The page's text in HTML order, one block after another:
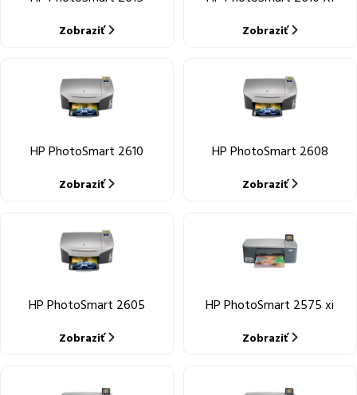
Zobraziť Zobraziť
HP PhotoSmart 2610
Zobraziť
HP PhotoSmart 2608
Zobraziť
HP PhotoSmart 2605
Zobraziť
HP PhotoSmart 2575 xi
Zobraziť